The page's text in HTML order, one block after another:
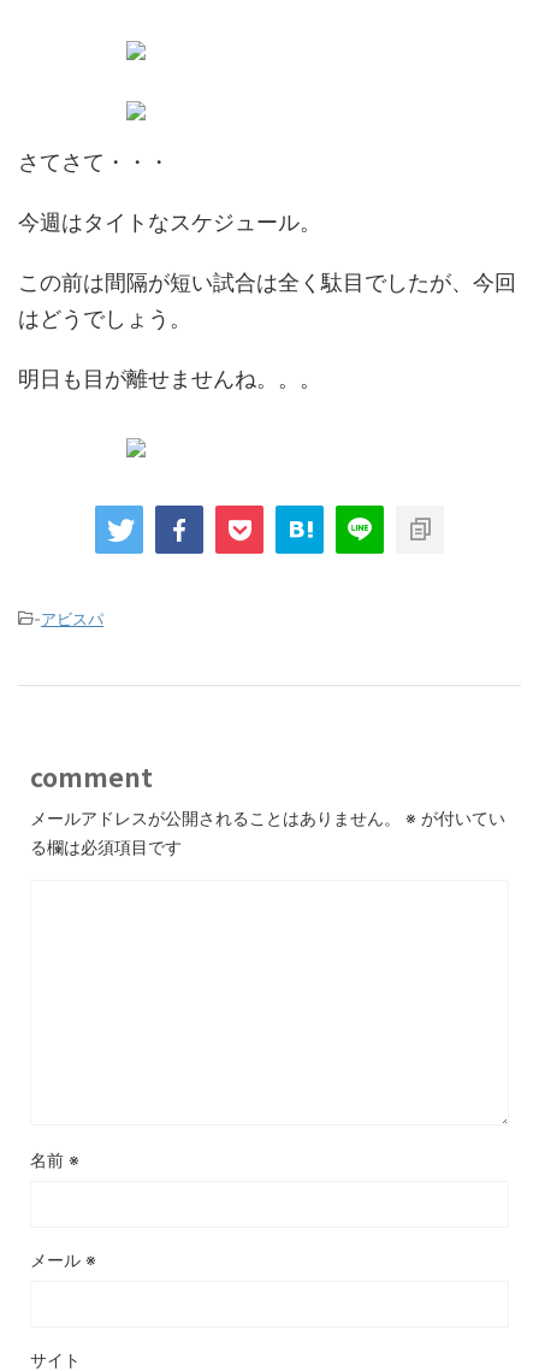
さてさて・・・
今週はタイトなスケジュール。
この前は間隔が短い試合は全く駄目でしたが、今回
はどうでしょう。
明日も目が離せませんね。。。
-アビスパ
comment
メールアドレスが公開されることはありません。 ※ が付いてい
る欄は必須項目です
名前 ※
メール ※
サイト